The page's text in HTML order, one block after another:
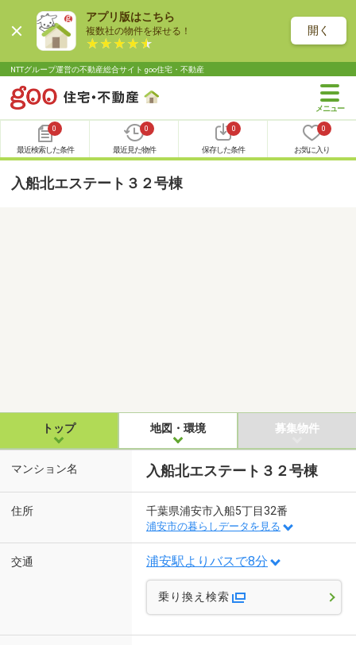
アプリ版はこちら
複数社の物件を探せる！ 開く
NTTグループ運営の不動産総合サイト goo住宅・不動産
0
最近検索した条件
0
最近見た物件
0
保存した条件
0
お気に入り
入船北エステート３２号棟
トップ 地図・環境 募集物件
マンション名 入船北エステート３２号棟
住所 千葉県浦安市入船5丁目32番
浦安市の暮らしデータを見る
交通 浦安駅よりバスで8分
乗り換え検索